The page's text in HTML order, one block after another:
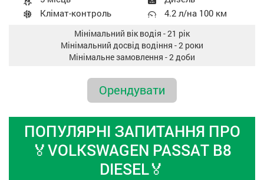
Клімат-контроль
4.2 л/на 100 км
Мінімальний вік водія - 21 рік
Мінімальний досвід водіння - 2 роки
Мінімальне замовлення - 2 доби
Oрендувати
ПОПУЛЯРНI ЗАПИТАННЯ ПРО
🏅VOLKSWAGEN PASSAT B8
DIESEL🏅